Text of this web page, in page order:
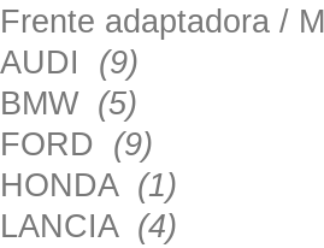
Frente adaptadora /
AUDI (9)
BMW (5)
FORD (9)
HONDA (1)
LANCIA (4)